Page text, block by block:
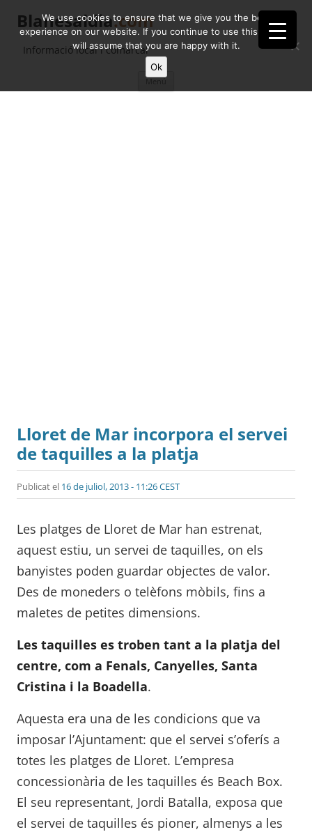
Blanesaldia.com
Informació local i comarcal
contingut
Lloret de Mar incorpora el servei
de taquilles a la platja
Publicat el 16 de juliol, 2013 - 11:26 CEST
Les platges de Lloret de Mar han estrenat,
aquest estiu, un servei de taquilles, on els
banyistes poden guardar objectes de valor.
Des de moneders o telèfons mòbils, fins a
maletes de petites dimensions.
Les taquilles es troben tant a la platja del
centre, com a Fenals, Canyelles, Santa
Cristina i la Boadella.
Aquesta era una de les condicions que va
imposar l’Ajuntament: que el servei s’oferís a
totes les platges de Lloret. L’empresa
concessionària de les taquilles és Beach Box.
El seu representant, Jordi Batalla, exposa que
el servei de taquilles és pioner, almenys a les
We use cookies to ensure that we give you the best
experience on our website. If you continue to use this site we
will assume that you are happy with it.
Ok